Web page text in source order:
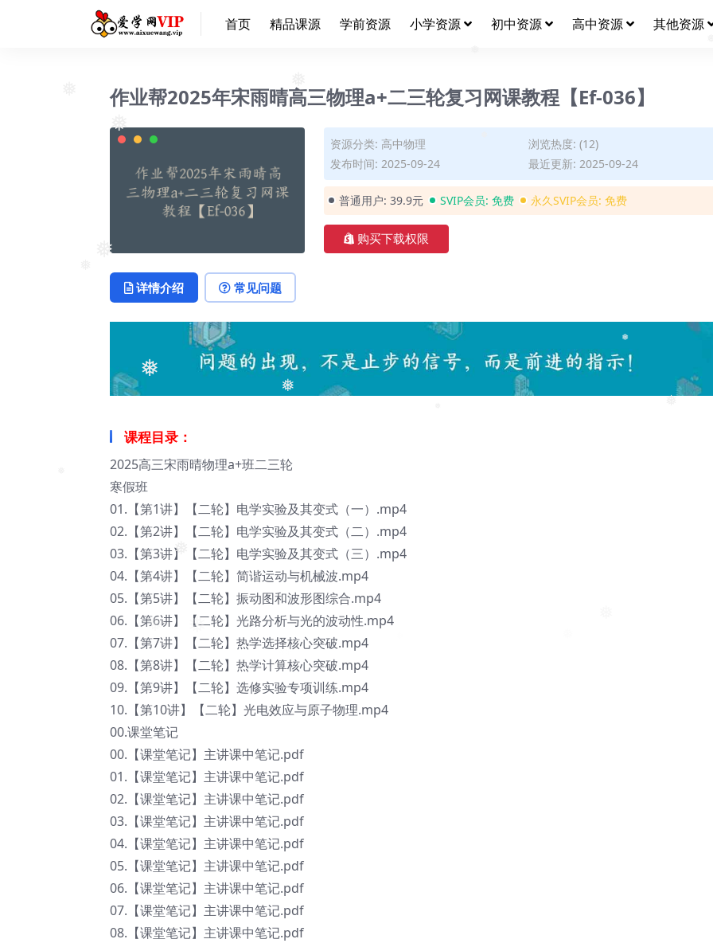
❅
❅
❅
❅
❅
❅
❅
首页 精品课源 学前资源 小学资源 初中资源 高中资源 其他资源
作业帮2025年宋雨晴高三物理a+二三轮复习网课教程【Ef-036】
资源分类: 高中物理
浏览热度: (12)
发布时间: 2025-09-24
最近更新: 2025-09-24
普通用户: 39.9元 SVIP会员: 免费 永久SVIP会员: 免费
购买下载权限
详情介绍 常见问题
课程目录：
2025高三宋雨晴物理a+班二三轮
寒假班
01.【第1讲】【二轮】电学实验及其变式（一）.mp4
02.【第2讲】【二轮】电学实验及其变式（二）.mp4
03.【第3讲】【二轮】电学实验及其变式（三）.mp4
04.【第4讲】【二轮】简谐运动与机械波.mp4
05.【第5讲】【二轮】振动图和波形图综合.mp4
06.【第6讲】【二轮】光路分析与光的波动性.mp4
07.【第7讲】【二轮】热学选择核心突破.mp4
08.【第8讲】【二轮】热学计算核心突破.mp4
09.【第9讲】【二轮】选修实验专项训练.mp4
10.【第10讲】【二轮】光电效应与原子物理.mp4
00.课堂笔记
00.【课堂笔记】主讲课中笔记.pdf
01.【课堂笔记】主讲课中笔记.pdf
02.【课堂笔记】主讲课中笔记.pdf
03.【课堂笔记】主讲课中笔记.pdf
04.【课堂笔记】主讲课中笔记.pdf
05.【课堂笔记】主讲课中笔记.pdf
06.【课堂笔记】主讲课中笔记.pdf
07.【课堂笔记】主讲课中笔记.pdf
08.【课堂笔记】主讲课中笔记.pdf